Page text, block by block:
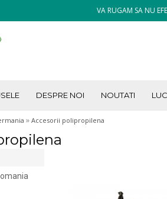
VA RUGAM SA NU
DESPRE NOI NOUTATI
» Accesorii polipropilena